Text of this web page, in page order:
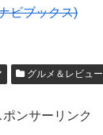
ビブックス)
グルメ＆レビュー
ポンサーリンク